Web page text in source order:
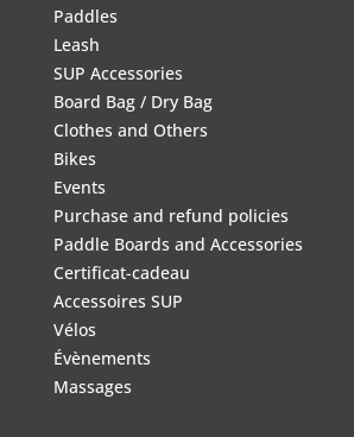
Paddles
Leash
SUP Accessories
Board Bag / Dry Bag
Clothes and Others
Bikes
Events
Purchase and refund policies
Paddle Boards and Accessories
Certificat-cadeau
Accessoires SUP
Vélos
Évènements
Massages